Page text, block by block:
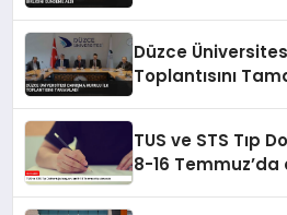
Düzce
Toplantısını
TUS ve STS Tıp
8-16 Temmuz’da